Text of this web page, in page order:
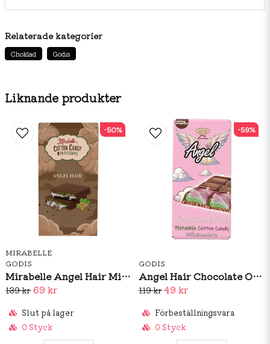
Liknande produkter
MIRABELLE
GODIS
Mirabelle Angel Hair Milkchocolate 80g
139 kr 69 kr
Slut på lager
0 Styck
-50%
GODIS
Angel Hair Chocolate Original Taste 100g
119 kr 49 kr
Förbeställningsvara
0 Styck
-59%
klorofyller och klorofylliner E141, gurkmeja),
emulgeringsmedel(solroslecitin)], Pismaniye (20%)
(Turkisk sockervadd)
surhetsreglerandemedel (citronsyra)].
Näringsinformationper 100 gEnergi2284 kJ / 547
kcal Fett31 gvarav mättat fett25 gKolhydrat64 gvarav
sockerarter43 gProtein2.9 gSalt0,06 g
Relaterade kategorier
Choklad Godis